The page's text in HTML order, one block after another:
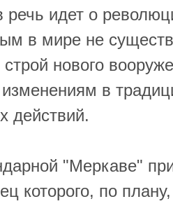
речь идет о
в мире не
нового
в
действий.
"Меркаве"
которого, по